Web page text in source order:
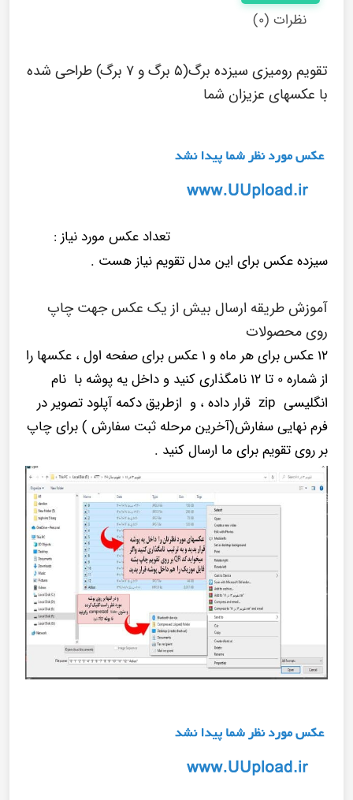
نظرات (۰)
تقویم رومیزی سیزده برگ(۵ برگ و ۷ برگ) طراحی شده
با عکسهای عزیزان شما
تعداد عکس مورد نیاز :
سیزده عکسبرای این مدل تقویم نیاز هست .
آموزش طریقه ارسال بیش از یک عکس جهت چاپ
روی محصولات
12 عکس برای هر ماه و 1 عکس برای صفحه اول ، عکسها را
از شماره 0 تا 12 نامگذاری کنید و داخل یه پوشه با نام
انگلیسی zip قرار داده ، و ازطریق دکمه آپلود تصویر در
فرم نهایی سفارش(آخرین مرحله ثبت سفارش ) برای چاپ
بر روی تقویم برای ما ارسال کنید .